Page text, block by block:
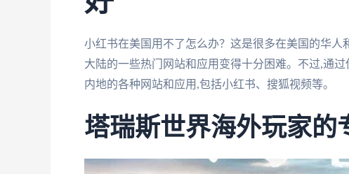
小红书在美国用不了怎么办？这是很多在美国的华
大陆的一些热门网站和应用变得十分困难。不过,通
内地的各种网站和应用,包括小红书、搜狐视频等。
塔瑞斯世界海外玩家的